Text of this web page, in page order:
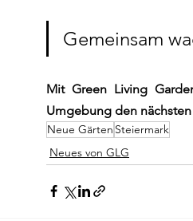
Gemeinsam
Mit Green Living
Umgebung den
Neue Gärten Steiermark
Neues von GLG